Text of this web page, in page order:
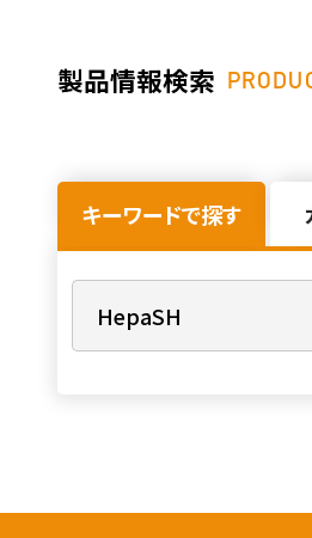
製品情報検索
キーワードで探す